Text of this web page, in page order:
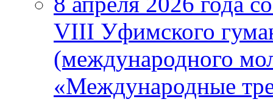
VIII Уфимского
(международного
«Международные